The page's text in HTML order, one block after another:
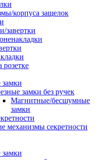
корпуса защелок
завертки
розетке
замки без ручек
Магнитные/бесшумные
замки
механизмы секретности